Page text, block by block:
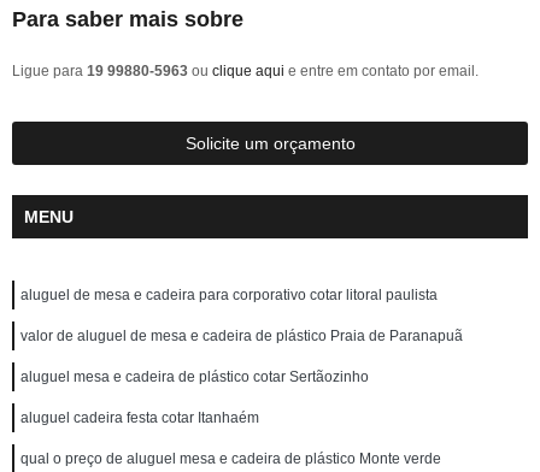
Para saber mais sobre
Ligue para 19 99880-5963 ou clique aqui e entre em contato por email.
Solicite um orçamento
MENU
aluguel de mesa e cadeira para corporativo cotar litoral paulista
valor de aluguel de mesa e cadeira de plástico Praia de Paranapuã
aluguel mesa e cadeira de plástico cotar Sertãozinho
aluguel cadeira festa cotar Itanhaém
qual o preço de aluguel mesa e cadeira de plástico Monte verde